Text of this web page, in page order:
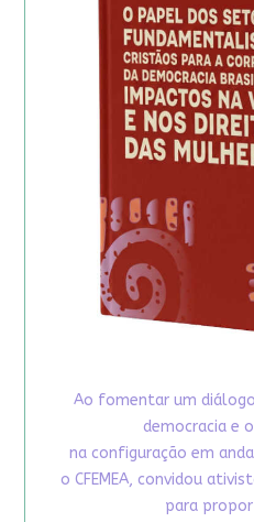
Ao fomentar um
democracia e
na configuração em
o CFEMEA, convidou
para